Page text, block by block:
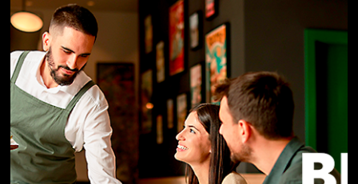
Des professionnels surtout là pour vous
L’ancrage historique de notre groupe et la proximité de
nos agences vous garantissent une prestation unique
sur le marché. Animés depuis toujours par la même
passion, nous mettons notre cœur à l’ouvrage pour
vous proposer des conseils experts à chaque étape de
vos projets, que ce soit en matière de financement, de
gestion ou de questions juridiques. Blot s’engage